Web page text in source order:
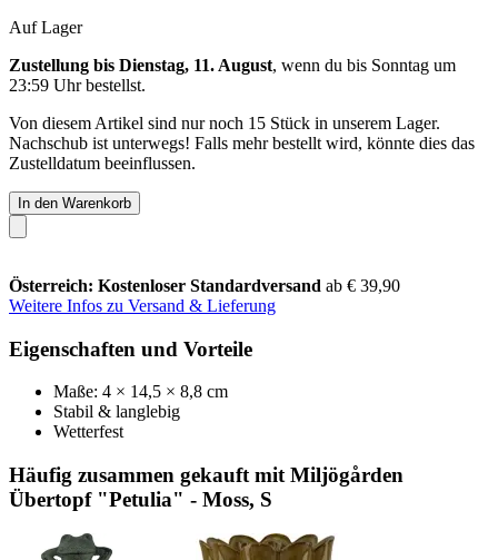
Auf Lager
Zustellung bis Dienstag, 11. August, wenn du bis Sonntag um
23:59 Uhrbestellst.
Von diesem Artikel sind nur noch 15 Stück in unserem Lager.
Nachschub ist unterwegs! Falls mehr bestellt wird, könnte dies das
Zustelldatum beeinflussen.
In den Warenkorb
Österreich: Kostenloser Standardversand ab € 39,90
Weitere Infos zu Versand & Lieferung
Eigenschaften und Vorteile
Maße: 4 × 14,5 × 8,8 cm
Stabil & langlebig
Wetterfest
Häufig zusammen gekauft mit Miljögården
Übertopf "Petulia" - Moss, S